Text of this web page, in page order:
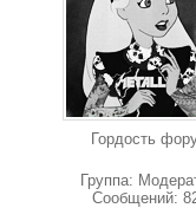
Гордость
Группа:
Сообщений: